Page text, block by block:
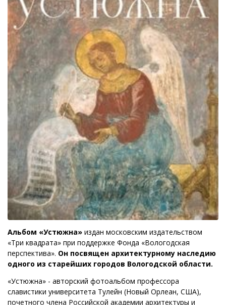
Альбом «Устюжна» издан московским издательством
«Три квадрата» при поддержке Фонда «Вологодская
перспектива». Он посвящен архитектурному наследию
одного из старейших городов Вологодской области.
«Устюжна» - авторский фотоальбом профессора
славистики университета Тулейн (Новый Орлеан, США),
почетного члена Российской академии архитектуры и